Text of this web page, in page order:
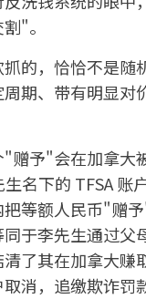
"。
的，恰恰不是随
期、带有明显对
赠予"会在加拿大
生名下的 TFSA 账
等额人民币"赠
于李先生通过父
了其在加拿大赚
消，追缴欺诈罚